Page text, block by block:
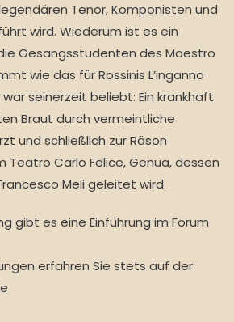
Tenor, Komponisten und
wird. Wiederum ist es ein
Gesangsstudenten des Maestro
wie das für Rossinis L’inganno
seinerzeit beliebt: Ein krankhaft
Braut durch vermeintliche
und schließlich zur Räson
Carlo Felice, Genua, dessen
Meli geleitet wird.
gibt es eine Einführung im Forum
erfahren Sie stets auf der